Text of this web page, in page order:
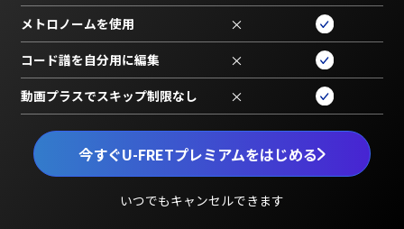
今すぐU-FRETプレミアムをはじめる
いつでもキャンセルできます
メトロノームを使用 ×
コード譜を自分用に編集 ×
動画プラスでスキップ制限なし ×